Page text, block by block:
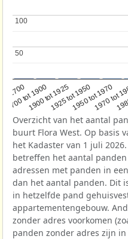
1700
1700 tot 1900
1900 tot 19251925 tot 19501950 tot 1970
1970 tot
50
50
100
100
Overzicht van het aantal
buurt Flora West. Op basis
het Kadaster van 1 juli
betreffen het aantal
adressen met panden in
dan het aantal panden. Dit
in hetzelfde pand
appartementengebouw.
zonder adres voorkomen
panden zonder adres zijn